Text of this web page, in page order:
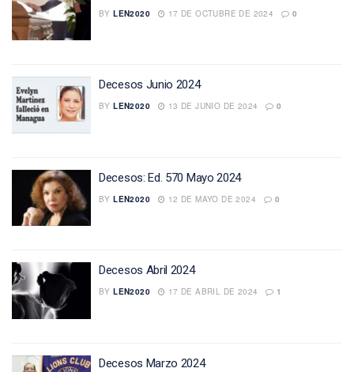
BY LEN2020 17 DE OCTUBRE DE 2024 0
Decesos Junio 2024
BY LEN2020 13 DE JUNIO DE 2024 0
Decesos: Ed. 570 Mayo 2024
BY LEN2020 12 DE MAYO DE 2024 0
Decesos Abril 2024
BY LEN2020 17 DE ABRIL DE 2024 1
Decesos Marzo 2024